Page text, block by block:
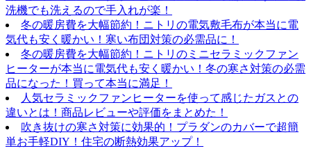
洗機でも洗えるので手入れが楽！
冬の暖房費を大幅節約！ニトリの電気敷毛布が本当に電
気代も安く暖かい！寒い布団対策の必需品に！
冬の暖房費を大幅節約！ニトリのミニセラミックファン
ヒーターが本当に電気代も安く暖かい！冬の寒さ対策の必需
品になった！買って本当に満足！
人気セラミックファンヒーターを使って感じたガスとの
違いとは！商品レビューや評価をまとめた！
吹き抜けの寒さ対策に効果的！プラダンのカバーで超簡
単お手軽DIY！住宅の断熱効果アップ！